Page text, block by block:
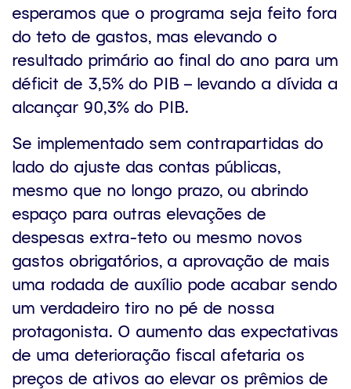
esperamos que o programa seja feito fora
do teto de gastos, mas elevando o
resultado primário ao final do ano para um
déficit de 3,5% do PIB – levando a dívida a
alcançar 90,3% do PIB.
Se implementado sem contrapartidas do
lado do ajuste das contas públicas,
mesmo que no longo prazo, ou abrindo
espaço para outras elevações de
despesas extra-teto ou mesmo novos
gastos obrigatórios, a aprovação de mais
uma rodada de auxílio pode acabar sendo
um verdadeiro tiro no pé de nossa
protagonista. O aumento das expectativas
de uma deterioração fiscal afetaria os
preços de ativos ao elevar os prêmios de